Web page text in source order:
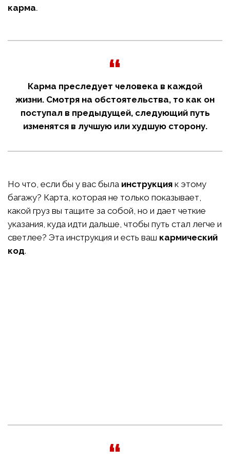
карма.
Карма преследует человека в каждой
жизни. Смотря на обстоятельства, то как он
поступал в предыдущей, следующий путь
изменятся в лучшую или худшую сторону.
Но что, если бы у вас была инструкция к этому
багажу? Карта, которая не только показывает,
какой груз вы тащите за собой, но и дает четкие
указания, куда идти дальше, чтобы путь стал легче и
светлее? Эта инструкция и есть ваш кармический
код.